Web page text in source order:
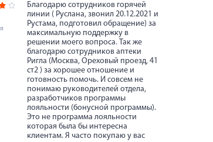
Благодарю сотрудников горячей
линии ( Руслана, звонил 20.12.2021 и
Рустама, подготовил обращение) за
максимальную поддержку в
решении моего вопроса. Так же
благодарю сотрудников аптеки
Ригла (Москва, Ореховый проезд, 41
ст2 ) за хорошее отношение и
готовность помочь. И совсем не
понимаю руководителей отдела,
разработчиков программы
лояльности (бонусной программы).
Это не программа лояльности
которая была бы интересна
клиентам. Я часто покупаю у вас